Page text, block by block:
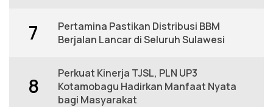
7
Pertamina Pastikan Distribusi BBM
Berjalan Lancar di Seluruh Sulawesi
8
Perkuat Kinerja TJSL, PLN UP3
Kotamobagu Hadirkan Manfaat Nyata
bagi Masyarakat